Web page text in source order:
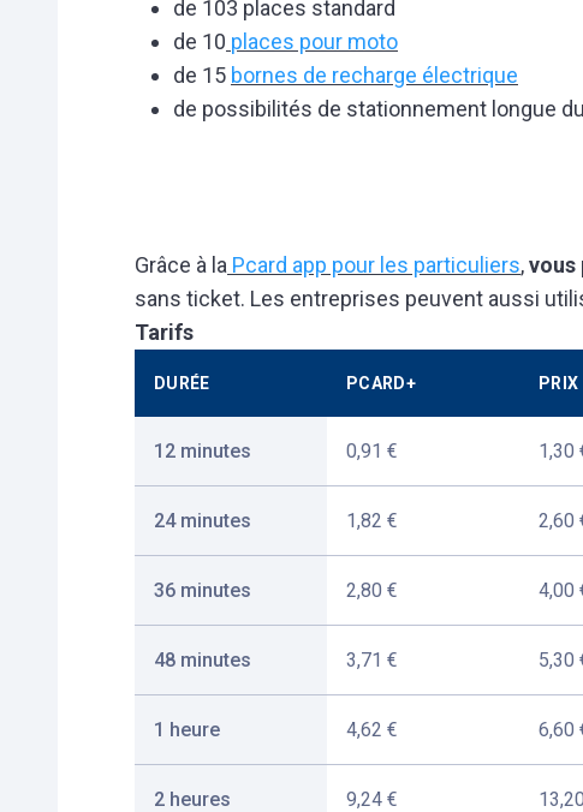
de 103 places standard
de 10 places pour moto
de 15 bornes de recharge électrique
de possibilités de stationnement longue
Grâce à la Pcard app pour les particuliers,vous
sans ticket. Les entreprises peuvent aussi
Tarifs
DURÉE PCARD+ PRIX
12 minutes 0,91 € 1,30
24 minutes 1,82 € 2,60
36 minutes 2,80 € 4,00
48 minutes 3,71 € 5,30
1 heure 4,62 € 6,60
2 heures 9,24 €